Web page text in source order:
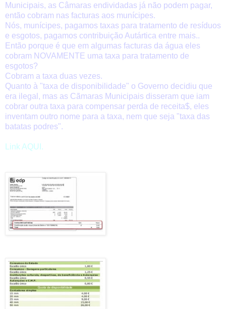
Municipais, as Câmaras endividadas já não podem pagar,
então cobram nas facturas aos munícipes.
Nós, munícipes, pagamos taxas para tratamento de resíduos
e esgotos, pagamos contribuição Autártica entre mais..
Então porque é que em algumas facturas da água eles
cobram NOVAMENTE uma taxa para tratamento de
esgotos?
Cobram a taxa duas vezes.
Quanto à "taxa de disponibilidade" o Governo decidiu que
era ilegal, mas as Cãmaras Municipais disseram que iam
cobrar outra taxa para compensar perda de receita$, eles
inventam outro nome para a taxa, nem que seja "taxa das
batatas podres".
Link AQUI.